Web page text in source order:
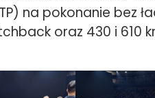
na pokonanie bez
oraz 430 i 610